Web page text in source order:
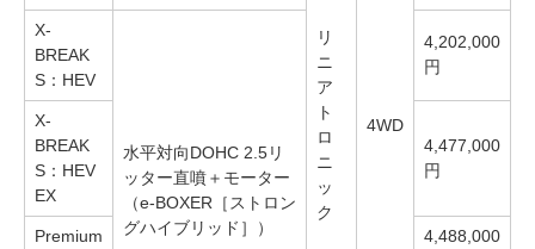
リ
ニ
ア
ト
ロ
ニ
ッ
ク
4WD
X-
BREAK
S：HEV
水平対向DOHC 2.5リ
ッター直噴＋モーター
（e-BOXER［ストロン
グハイブリッド］）
4,202,000
円
X-
BREAK
S：HEV
EX
4,477,000
円
Premium
4,488,000